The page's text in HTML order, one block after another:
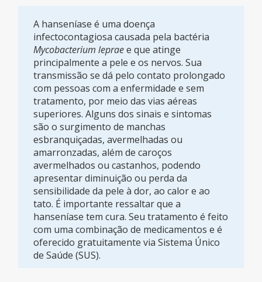
A hanseníase é uma doença
infectocontagiosa causada pela bactéria
Mycobacterium lepraee que atinge
principalmente a pele e os nervos. Sua
transmissão se dá pelo contato prolongado
com pessoas com a enfermidade e sem
tratamento, por meio das vias aéreas
superiores. Alguns dos sinais e sintomas
são o surgimento de manchas
esbranquiçadas, avermelhadas ou
amarronzadas, além de caroços
avermelhados ou castanhos, podendo
apresentar diminuição ou perda da
sensibilidade da pele à dor, ao calor e ao
tato. É importante ressaltar que a
hanseníase tem cura. Seu tratamento é feito
com uma combinação de medicamentos e é
oferecido gratuitamente via Sistema Único
de Saúde (SUS).